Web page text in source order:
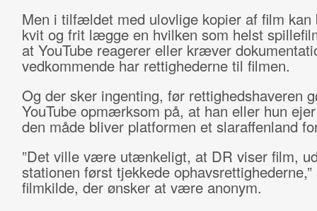
Men i tilfældet med ulovlige kopier af film kan
kvit og frit lægge en hvilken som helst
at YouTube reagerer eller kræver
vedkommende har rettighederne til filmen.
Og der sker ingenting, før rettighedshaveren
YouTube opmærksom på, at han eller hun
den måde bliver platformen et slaraffenland
”Det ville være utænkeligt, at DR viser film,
stationen først tjekkede
filmkilde, der ønsker at være anonym.